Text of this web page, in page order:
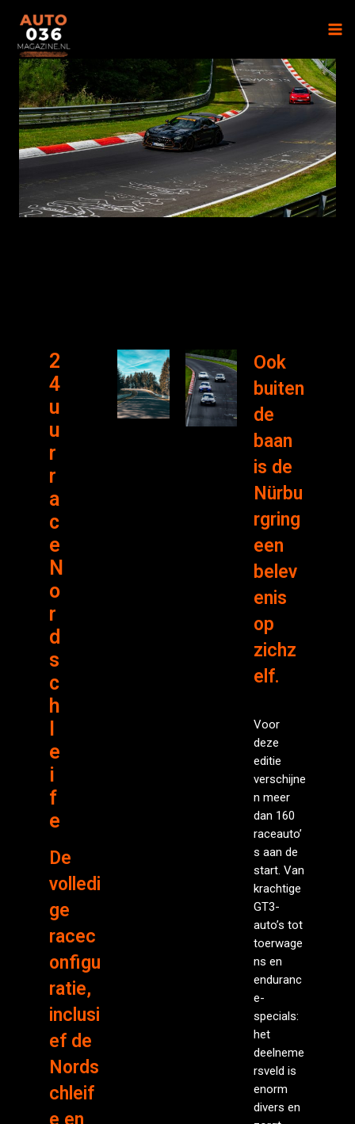
2
4
u
u
r
r
a
c
e
N
o
r
d
s
c
h
l
e
i
f
e
De
volledi
ge
racec
onfigu
ratie,
inclusi
ef de
Nords
chleif
e en
Ook
buiten
de
baan
is de
Nürbu
rgring
een
belev
enis
op
zichz
elf.
Voor
deze
editie
verschijne
n meer
dan 160
raceauto’
s aan de
start. Van
krachtige
GT3-
auto’s tot
toerwage
ns en
enduranc
e-
specials:
het
deelneme
rsveld is
enorm
divers en